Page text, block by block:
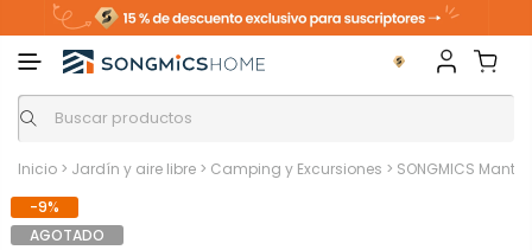
Inicio > Jardín y aire libre > Camping y Excursiones > SONGMICS
-9%
AGOTADO